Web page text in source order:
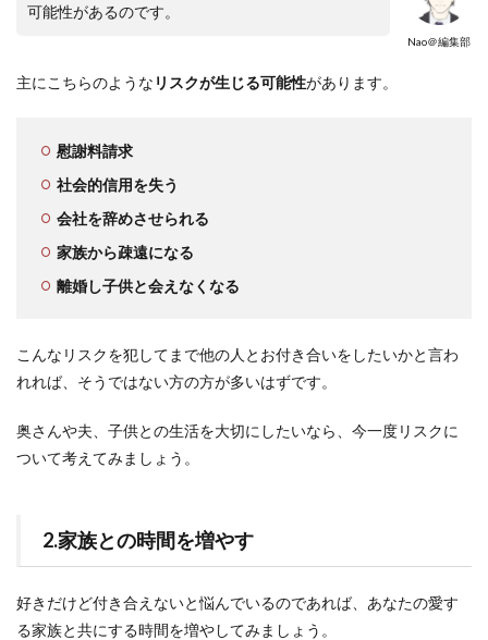
Nao＠編集部
可能性があるのです。
主にこちらのような リスクが生じる可能性があります。
慰謝料請求
社会的信用を失う
会社を辞めさせられる
家族から疎遠になる
離婚し子供と会えなくなる
こんなリスクを犯してまで他の人とお付き合いをしたいかと言わ
れれば、そうではない方の方が多いはずです。
奥さんや夫、子供との生活を大切にしたいなら、今一度リスクに
ついて考えてみましょう。
2.家族との時間を増やす
好きだけど付き合えないと悩んでいるのであれば、あなたの愛す
る家族と共にする時間を増やしてみましょう。